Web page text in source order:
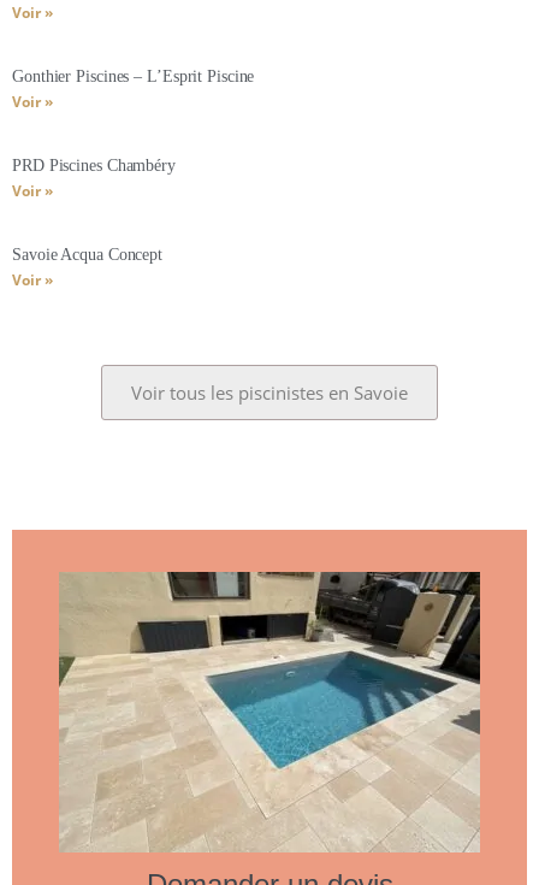
Voir »
Gonthier Piscines – L’Esprit Piscine
Voir »
PRD Piscines Chambéry
Voir »
Savoie Acqua Concept
Voir »
Voir tous les piscinistes en Savoie